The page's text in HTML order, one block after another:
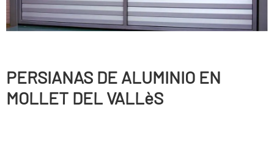
PERSIANAS DE ALUMINIO EN
MOLLET DEL VALLèS